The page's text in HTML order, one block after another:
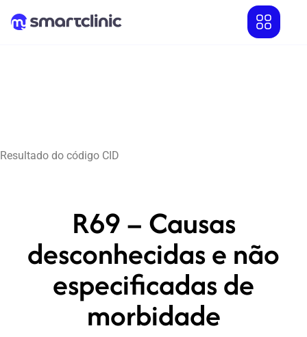
Resultado do código CID
R69 – Causas
desconhecidas e não
especificadas de
morbidade